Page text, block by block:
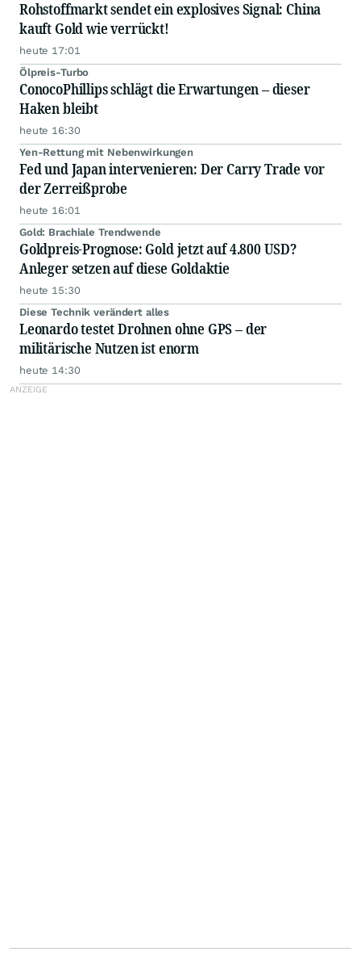
Rohstoffmarkt sendet ein explosives Signal: China
kauft Gold wie verrückt!
heute 17:01
Ölpreis-Turbo
ConocoPhillips schlägt die Erwartungen – dieser
Haken bleibt
heute 16:30
Yen-Rettung mit Nebenwirkungen
Fed und Japan intervenieren: Der Carry Trade vor
der Zerreißprobe
heute 16:01
Gold: Brachiale Trendwende
Goldpreis-Prognose: Gold jetzt auf 4.800 USD?
Anleger setzen auf diese Goldaktie
heute 15:30
Diese Technik verändert alles
Leonardo testet Drohnen ohne GPS – der
militärische Nutzen ist enorm
heute 14:30